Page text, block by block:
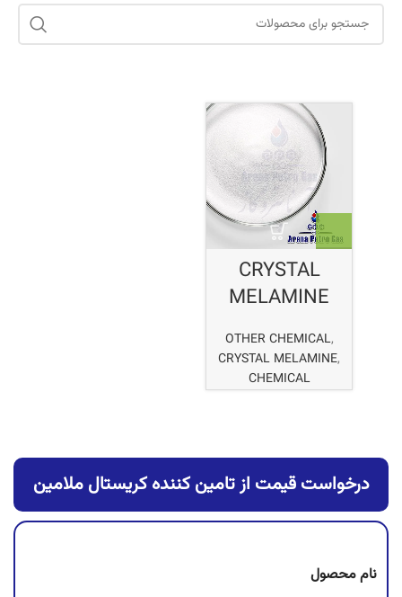
CRYSTAL
MELAMINE
OTHER CHEMICAL,
CRYSTAL MELAMINE,
CHEMICAL
درخواست قیمت از تامین کننده کریستال ملامین
نام محصول